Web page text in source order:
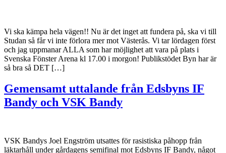
Vi ska kämpa hela vägen!! Nu är det inget att fundera på, ska vi till
Studan så får vi inte förlora mer mot Västerås. Vi tar lördagen först
och jag uppmanar ALLA som har möjlighet att vara på plats i
Svenska Fönster Arena kl 17.00 i morgon! Publikstödet Byn har är
så bra så DET […]
Gemensamt uttalande från Edsbyns IF
Bandy och VSK Bandy
VSK Bandys Joel Engström utsattes för rasistiska påhopp från
läktarhåll under gårdagens semifinal mot Edsbyns IF Bandy, något